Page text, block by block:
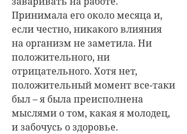
Принимала его около месяца и,
если честно, никакого влияния
на организм не заметила. Ни
положительного, ни
отрицательного. Хотя нет,
положительный момент все-таки
был – я была преисполнена
мыслями о том, какая я молодец,
и забочусь о здоровье.